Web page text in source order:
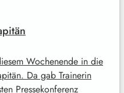
Wochenende in die
Da gab Trainerin
Pressekonferenz